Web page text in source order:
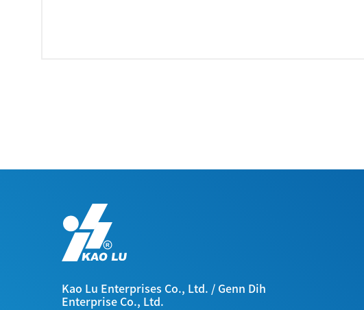
Kao Lu Enterprises Co., Ltd. / Genn Dih
Enterprise Co., Ltd.